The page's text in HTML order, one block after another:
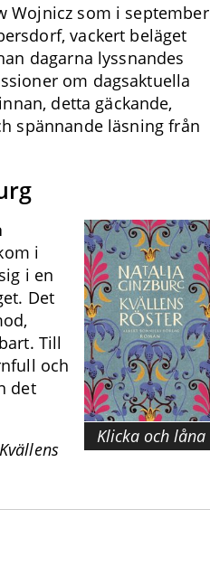
Wojnicz som i september
vackert beläget
dagarna lyssnandes
om dagsaktuella
detta gäckande,
spännande läsning från
Klicka och låna
i
i en
Det
Till
och
det
Kvällens